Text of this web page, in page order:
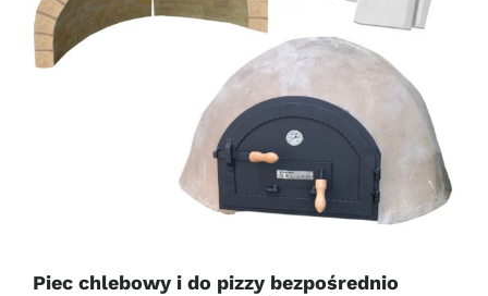
Piec chlebowy i do pizzy bezpośrednio